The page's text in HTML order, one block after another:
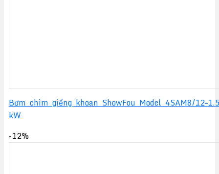
Bơm chìm giếng khoan ShowFou Model 4SAM8/
kW
-12%